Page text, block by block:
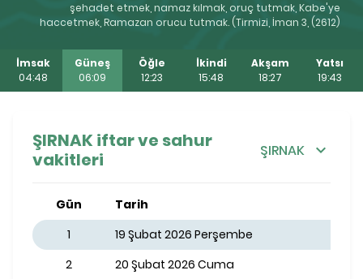
şehadet etmek, namaz kılmak, oruç tutmak, Kabe'ye
haccetmek, Ramazan orucu tutmak. (Tirmizi, İman 3, (2612)
İmsak
04:48
Güneş
06:09
Öğle
12:23
İkindi
15:48
Akşam
18:27
Yatsı
19:43
ŞIRNAK iftar ve sahur
vakitleri
ŞIRNAK
Gün Tarih
1
19 Şubat 2026 Perşembe
2
20 Şubat 2026 Cuma